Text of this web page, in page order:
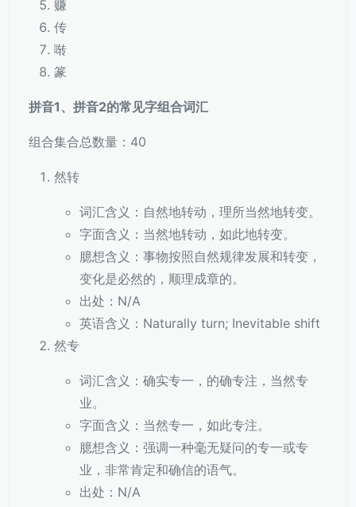
赚
传
啭
篆
拼音1、拼音2的常见字组合词汇
组合集合总数量：40
然转
词汇含义：自然地转动，理所当然地转变。
字面含义：当然地转动，如此地转变。
臆想含义：事物按照自然规律发展和转变，
变化是必然的，顺理成章的。
出处：N/A
英语含义：Naturally turn; Inevitable shift
然专
词汇含义：确实专一，的确专注，当然专
业。
字面含义：当然专一，如此专注。
臆想含义：强调一种毫无疑问的专一或专
业，非常肯定和确信的语气。
出处：N/A